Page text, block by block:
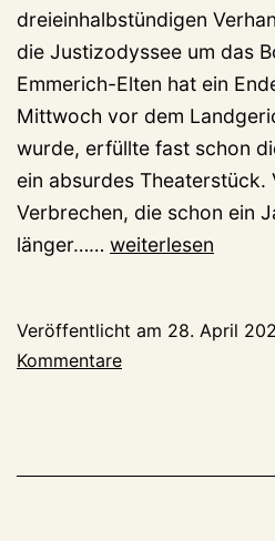
dreieinhalbstündigen
die Justizodyssee um das
Emmerich-Elten hat ein
Mittwoch vor dem
wurde, erfüllte fast schon
ein absurdes Theaterstück.
Verbrechen, die schon ein
länger…… Langer
Prozess
weiterlesen
Veröffentlicht am 28. April
Kommentare